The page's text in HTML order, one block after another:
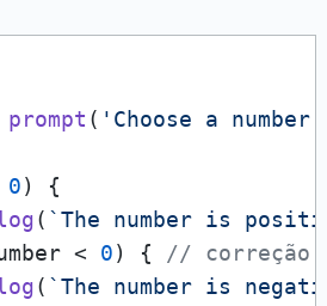
prompt ( 'Choose a
0) {
( `The number is
< 0) { // correção
( `The number is